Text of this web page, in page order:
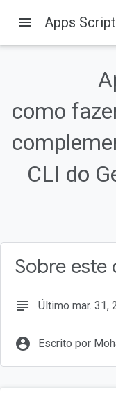
menu
como
CLI do
Sobre este
subject Último mar. 31,
account_circle Escrito por